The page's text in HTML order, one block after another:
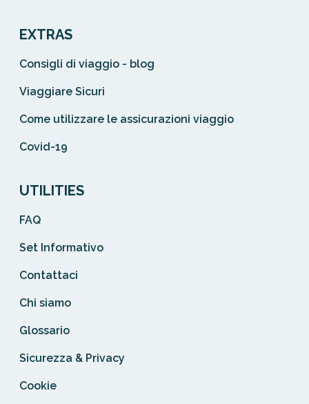
EXTRAS
Consigli di viaggio - blog
Viaggiare Sicuri
Come utilizzare le assicurazioni viaggio
Covid-19
UTILITIES
FAQ
Set Informativo
Contattaci
Chi siamo
Glossario
Sicurezza & Privacy
Cookie